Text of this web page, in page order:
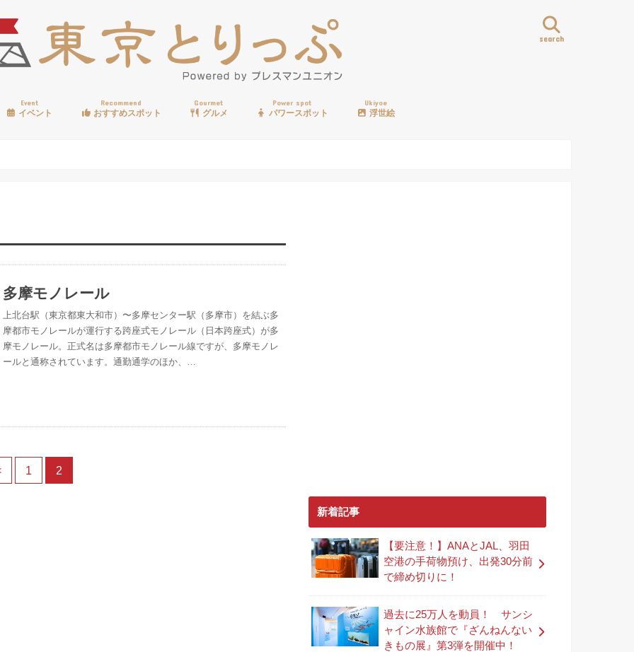
search
Event
イベント
Recommend
おすすめスポット
Gourmet
グルメ
Power spot
パワースポット
Ukiyoe
浮世絵
多摩モノレール
上北台駅（東京都東大和市）〜多摩センター駅（多摩市）を結ぶ多
摩都市モノレールが運行する跨座式モノレール（日本跨座式）が多
摩モノレール。正式名は多摩都市モノレール線ですが、多摩モノレ
ールと通称されています。通勤通学のほか、…
1 2
新着記事
【要注意！】ANAとJAL、羽田
空港の手荷物預け、出発30分前
で締め切りに！
過去に25万人を動員！ サンシ
ャイン水族館で『ざんねんない
きもの展』第3弾を開催中！